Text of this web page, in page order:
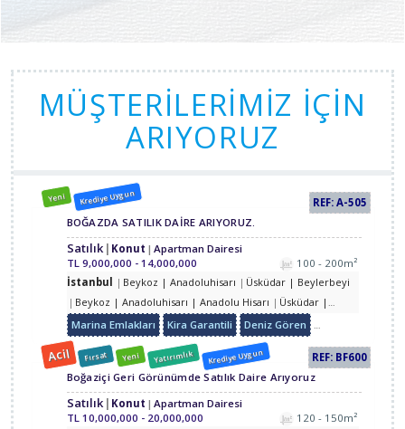
MÜŞTERİLERİMİZ İÇİN
ARIYORUZ
Yeni Krediye Uygun
BOĞAZDA SATILIK DAİRE ARIYORUZ.
Satılık Konut Apartman Dairesi
REF: A-505
TL9,000,000 - 14,000,000
100 - 200m²
İstanbul
Beykoz | Anadoluhisarı
Üsküdar | Beylerbeyi
Beykoz | Anadoluhisarı | Anadolu Hisarı
Üsküdar |
Kandilli
Üsküdar | Beylerbeyi
Üsküdar | Çengelköy |
Güzeltepe
Beykoz | Göksu
Beykoz | Anadoluhisarı |
Kavacık
Marina Emlakları Kira Garantili Deniz Gören Yatırımlık
Acil Fırsat Yeni Yatırımlık Krediye Uygun
Boğaziçi Geri Görünümde Satılık Daire Arıyoruz
Satılık Konut Apartman Dairesi
REF: BF600
TL10,000,000 - 20,000,000
120 - 150m²